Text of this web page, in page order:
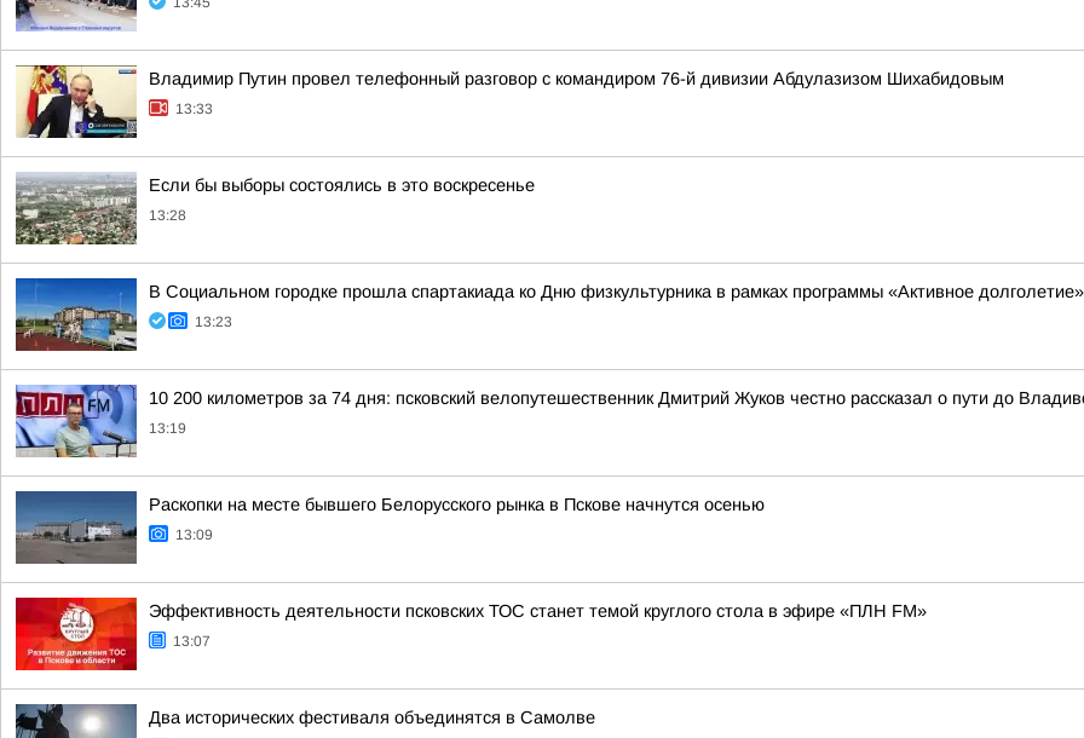
Владимир Путин провел телефонный разговор с командиром 76-й дивизии Абдулазизом Шихабидовым
13:33
Если бы выборы состоялись в это воскресенье
13:28
В Социальном городке прошла спартакиада ко Дню физкультурника в рамках программы «Активное долголетие»
13:23
10 200 километров за 74 дня: псковский велопутешественник Дмитрий Жуков честно рассказал о пути до
13:19
Раскопки на месте бывшего Белорусского рынка в Пскове начнутся осенью
13:09
Эффективность деятельности псковских ТОС станет темой круглого стола в эфире «ПЛН FM»
13:07
Два исторических фестиваля объединятся в Самолве